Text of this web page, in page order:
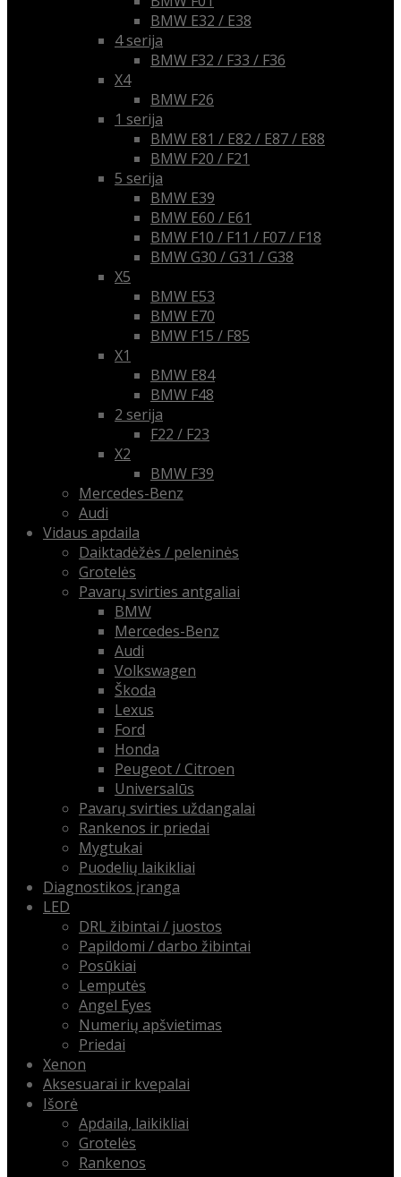
BMW E32 / E38
4 serija
BMW F32 / F33 / F36
X4
BMW F26
1 serija
BMW E81 / E82 / E87 / E88
BMW F20 / F21
5 serija
BMW E39
BMW E60 / E61
BMW F10 / F11 / F07 / F18
BMW G30 / G31 / G38
X5
BMW E53
BMW E70
BMW F15 / F85
X1
BMW E84
BMW F48
2 serija
F22 / F23
X2
BMW F39
Mercedes-Benz
Audi
Vidaus apdaila
Daiktadėžės / peleninės
Grotelės
Pavarų svirties antgaliai
BMW
Mercedes-Benz
Audi
Volkswagen
Škoda
Lexus
Ford
Honda
Peugeot / Citroen
Universalūs
Pavarų svirties uždangalai
Rankenos ir priedai
Mygtukai
Puodelių laikikliai
Diagnostikos įranga
LED
DRL žibintai / juostos
Papildomi / darbo žibintai
Posūkiai
Lemputės
Angel Eyes
Numerių apšvietimas
Priedai
Xenon
Aksesuarai ir kvepalai
Išorė
Apdaila, laikikliai
Grotelės
Rankenos